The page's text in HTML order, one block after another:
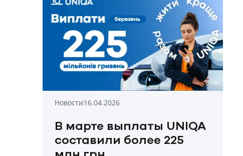
Новости16.04.2026
В марте выплаты UNIQA
составили более 225